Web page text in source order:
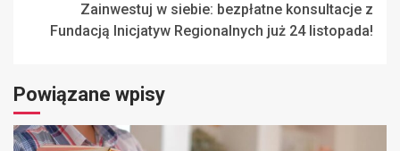
Zainwestuj w siebie: bezpłatne konsultacje z
Fundacją Inicjatyw Regionalnych już 24 listopada!
Powiązane wpisy